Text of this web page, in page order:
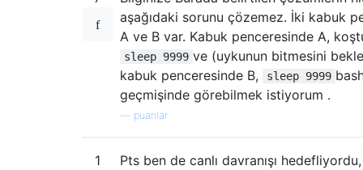
aşağıdaki sorunu çözemez. İki kabuk
A ve B var. Kabuk penceresinde A,
sleep 9999 ve (uykunun bitmesini
kabuk penceresinde B,
sleep 9999
geçmişinde görebilmek istiyorum .
puanlar
1
Pts ben de canlı davranışı